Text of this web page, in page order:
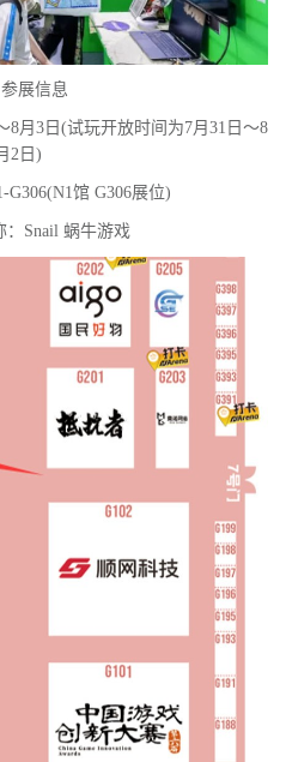
参展信息
8月3日(试玩开放时间为7月31日～8
2日)
G306(N1馆 G306展位)
：Snail 蜗牛游戏